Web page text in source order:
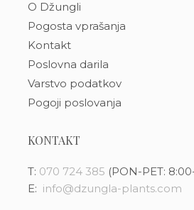
O Džungli
Pogosta vprašanja
Kontakt
Poslovna darila
Varstvo podatkov
Pogoji poslovanja
KONTAKT
T: 070 724 385 (PON-PET:
E: info@dzungla-plants.com